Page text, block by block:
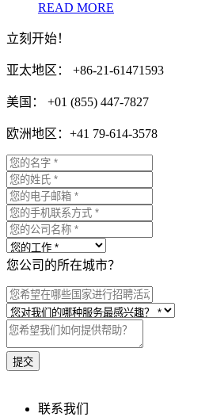
READ MORE
立刻开始！
亚太地区： +86-21-61471593
美国： +01 (855) 447-7827
欧洲地区：+41 79-614-3578
您公司的所在城市？
联系我们